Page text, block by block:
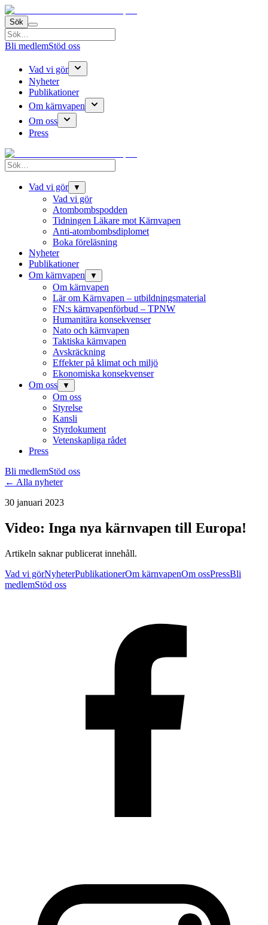
Sök
Bli medlemStöd oss
Vad vi gör
Nyheter
Publikationer
Om kärnvapen
Om oss
Press
Vad vi gör ▼
Vad vi gör
Atombombspodden
Tidningen Läkare mot Kärnvapen
Anti-atombombsdiplomet
Boka föreläsning
Nyheter
Publikationer
Om kärnvapen
▼
Om kärnvapen
Lär om Kärnvapen – utbildningsmaterial
FN:s kärnvapenförbud – TPNW
Humanitära konsekvenser
Nato och kärnvapen
Taktiska kärnvapen
Avskräckning
Effekter på klimat och miljö
Ekonomiska konsekvenser
Om oss
▼
Om oss
Styrelse
Kansli
Styrdokument
Vetenskapliga rådet
Press
Bli medlemStöd oss
← Alla nyheter
30 januari 2023
Video: Inga nya kärnvapen till Europa!
Artikeln saknar publicerat innehåll.
Vad vi görNyheterPublikationerOm kärnvapenOm ossPressBli
medlemStöd oss